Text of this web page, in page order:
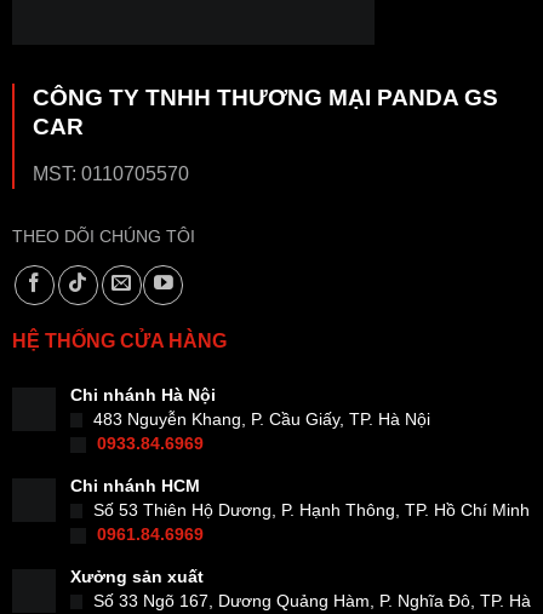
CÔNG TY TNHH THƯƠNG MẠI PANDA GS
CAR
MST: 0110705570
THEO DÕI CHÚNG TÔI
HỆ THỐNG CỬA HÀNG
Chi nhánh Hà Nội
483 Nguyễn Khang, P. Cầu Giấy, TP. Hà Nội
0933.84.6969
Chi nhánh HCM
Số 53 Thiên Hộ Dương, P. Hạnh Thông, TP. Hồ Chí Minh
0961.84.6969
Xưởng sản xuất
Số 33 Ngõ 167, Dương Quảng Hàm, P. Nghĩa Đô, TP. Hà